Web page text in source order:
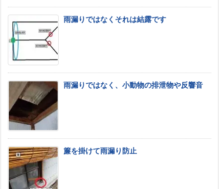
雨漏りではなくそれは結露です
雨漏りではなく、小動物の排泄物や反響音
簾を掛けて雨漏り防止